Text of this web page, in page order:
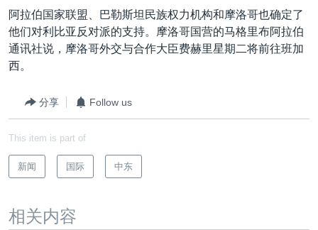
关注新疆
GEN Z 看美国
阿拉伯国家联盟、巴勒斯坦民族权力机构和摩洛哥也确定了
他们对利比亚反对派的支持。摩洛哥国营的马格里布阿拉伯
通讯社说，摩洛哥外交与合作大臣费赫里星期二将前往班加
西。
分享 Follow us
This item is part of
新闻 国际 中东
相关内容